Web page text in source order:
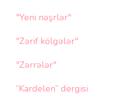
"Yeni nəşrlər"
"Zərif kölgələr"
"Zərrələr"
“Kardelen” dergisi